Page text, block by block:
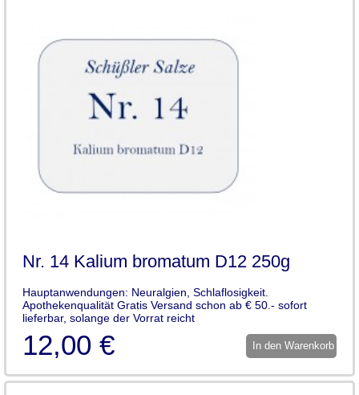
Nr. 14 Kalium bromatum D12 250g
Hauptanwendungen: Neuralgien, Schlaflosigkeit.
Apothekenqualität Gratis Versand schon ab € 50.- sofort
lieferbar, solange der Vorrat reicht
12,00 € In den Warenkorb